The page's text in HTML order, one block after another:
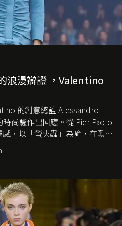
浪漫辯證 ，Valentino
的創意總監 Alessandro
時尚騷作出回應。從 Pier Paolo
，以「螢火蟲」為喻，在黑暗